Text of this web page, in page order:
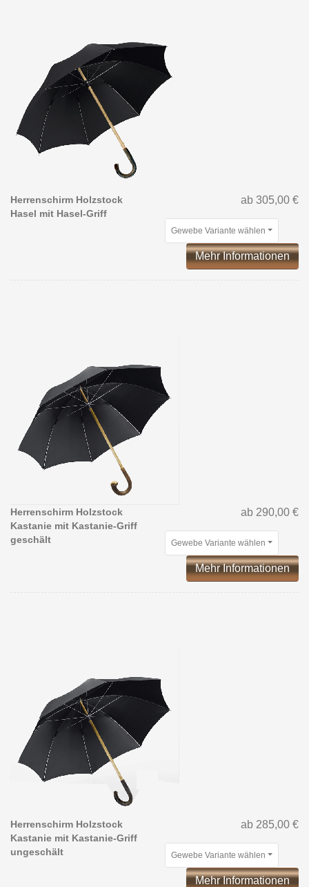
Herrenschirm Holzstock
Hasel mit Hasel-Griff
ab 305,00 €
Gewebe Variante wählen
Mehr Informationen
Herrenschirm Holzstock
Kastanie mit Kastanie-Griff
geschält
ab 290,00 €
Gewebe Variante wählen
Mehr Informationen
Herrenschirm Holzstock
Kastanie mit Kastanie-Griff
ungeschält
ab 285,00 €
Gewebe Variante wählen
Mehr Informationen